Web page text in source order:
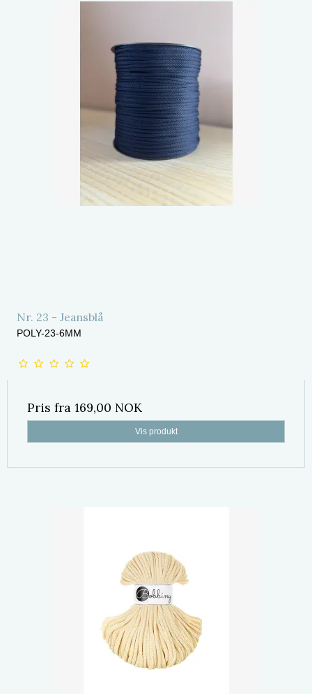
Nr. 23 - Jeansblå
POLY-23-6MM
Pris fra 169,00 NOK
Vis produkt